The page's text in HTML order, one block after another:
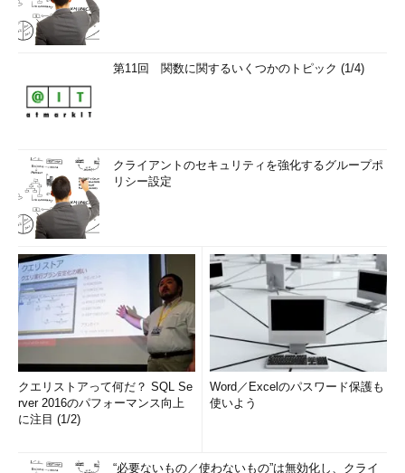
第11回 関数に関するいくつかのトピック (1/4)
クライアントのセキュリティを強化するグループポ
リシー設定
クエリストアって何だ？ SQL Se
rver 2016のパフォーマンス向上
に注目 (1/2)
Word／Excelのパスワード保護も
使いよう
“必要ないもの／使わないもの”は無効化し、クライ